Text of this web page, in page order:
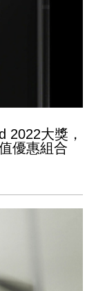
2022大獎，
優惠組合